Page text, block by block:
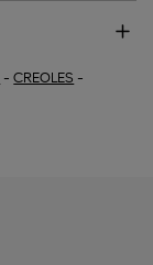
-CREOLES -